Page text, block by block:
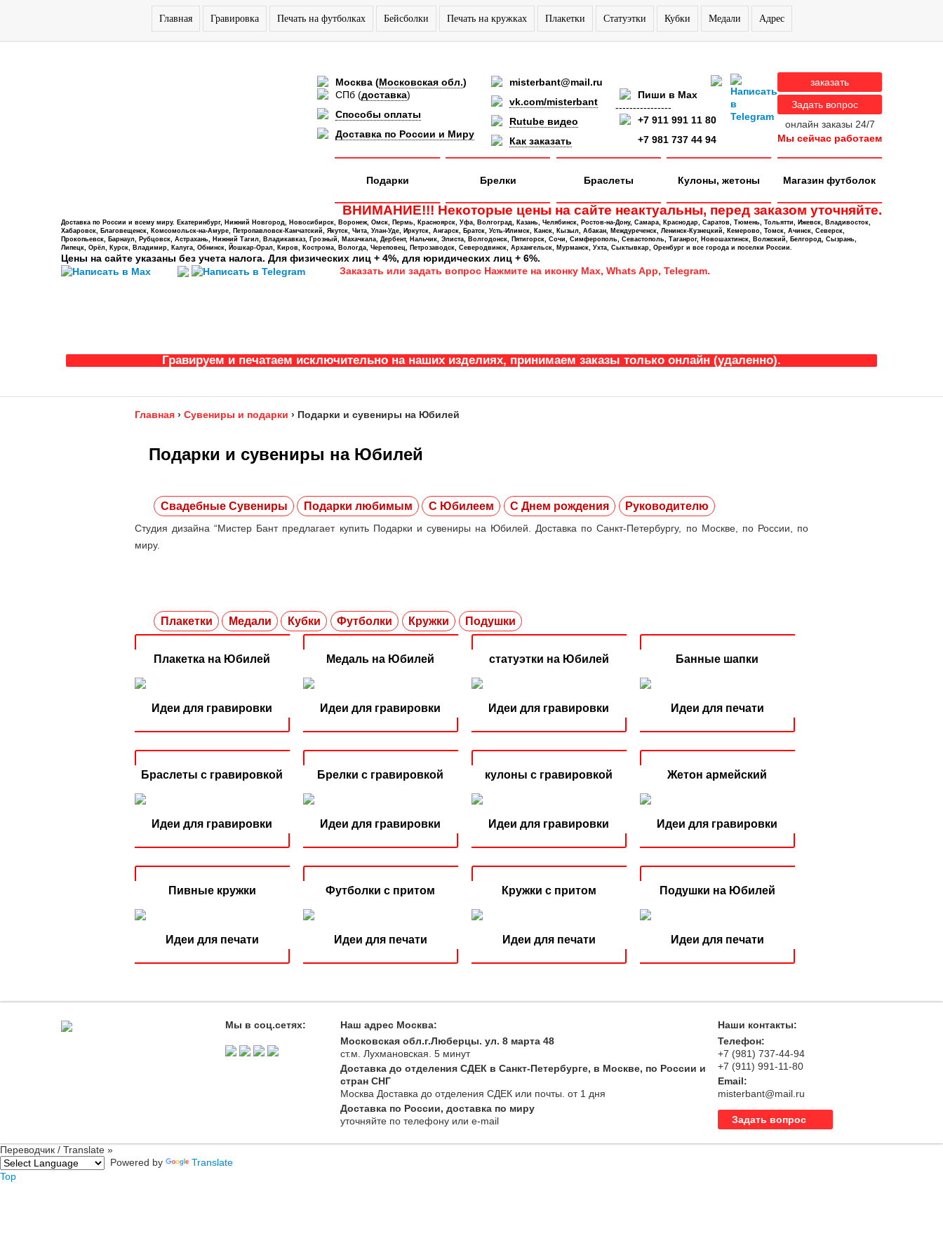
Главная Гравировка Печать на футболках Бейсболки Печать на кружках Плакетки Статуэтки Кубки Медали Адрес
Москва (Московская обл.)
СПб (доставка)
Способы оплаты
Доставка по России и Миру
misterbant@mail.ru
vk.com/misterbant
Rutube видео
Как заказать
Пиши в Max
----------------
+7 911 991 11 80
+7 981 737 44 94
заказать
Задать вопрос
онлайн заказы 24/7
Мы сейчас работаем
Магазин футболок
Кулоны, жетоны
Браслеты
Брелки
Подарки
ВНИМАНИЕ!!! Некоторые цены на сайте неактуальны, перед заказом уточняйте.
Доставка по России и всему миру. Екатеринбург, Нижний Новгород, Новосибирск, Воронеж, Омск, Пермь, Красноярск, Уфа, Волгоград, Казань, Челябинск, Ростов-на-Дону, Самара, Краснодар, Саратов, Тюмень, Тольятти, Ижевск, Владивосток,
Хабаровск, Благовещенск, Комсомольск-на-Амуре, Петропавловск-Камчатский, Якутск, Чита, Улан-Уде, Иркутск, Ангарск, Братск, Усть-Илимск, Канск, Кызыл, Абакан, Междуреченск, Ленинск-Кузнецкий, Кемерово, Томск, Ачинск, Северск,
Прокопьевск, Барнаул, Рубцовск, Астрахань, Нижний Тагил, Владикавказ, Грозный, Махачкала, Дербент, Нальчик, Элиста, Волгодонск, Пятигорск, Сочи, Симферополь, Севастополь, Таганрог, Новошахтинск, Волжский, Белгород, Сызрань,
Липецк, Орёл, Курск, Владимир, Калуга, Обнинск, Йошкар-Орал, Киров, Кострома, Вологда, Череповец, Петрозаводск, Северодвинск, Архангельск, Мурманск, Ухта, Сыктывкар, Оренбург и все города и поселки России.
Цены на сайте указаны без учета налога. Для физических лиц + 4%, для юридических лиц + 6%.
Заказать или задать вопрос Нажмите на иконку Max, Whats App, Telegram.
Гравируем и печатаем исключительно на наших изделиях, принимаем заказы только онлайн (удаленно).
Главная › Сувениры и подарки › Подарки и сувениры на Юбилей
Подарки и сувениры на Юбилей
Свадебные Сувениры Подарки любимым С Юбилеем С Днем рождения Руководителю
Студия дизайна “Мистер Бант предлагает купить Подарки и сувениры на Юбилей. Доставка по Санкт-Петербургу, по Москве, по России, по
миру.
Плакетки Медали Кубки Футболки Кружки Подушки
Плакетка на Юбилей
Идеи для гравировки
Медаль на Юбилей
Идеи для гравировки
статуэтки на Юбилей
Идеи для гравировки
Банные шапки
Идеи для печати
Браслеты с гравировкой
Идеи для гравировки
Брелки с гравировкой
Идеи для гравировки
кулоны с гравировкой
Идеи для гравировки
Жетон армейский
Идеи для гравировки
Пивные кружки
Идеи для печати
Футболки с притом
Идеи для печати
Кружки с притом
Идеи для печати
Подушки на Юбилей
Идеи для печати
Мы в соц.сетях:
Наш адрес Москва:
Московская обл.г.Люберцы. ул. 8 марта 48
ст.м. Лухмановская. 5 минут
Доставка до отделения СДЕК в Санкт-Петербурге, в Москве, по России и
стран СНГ
МоскваДоставка до отделения СДЕК или почты. от 1 дня
Доставка по России, доставка по миру
уточняйтепо телефонуили e-mail
Наши контакты:
Телефон:
+7 (981) 737-44-94
+7 (911) 991-11-80
Email:
misterbant@mail.ru
Задать вопрос
Переводчик / Translate »
Powered by
Translate
Top